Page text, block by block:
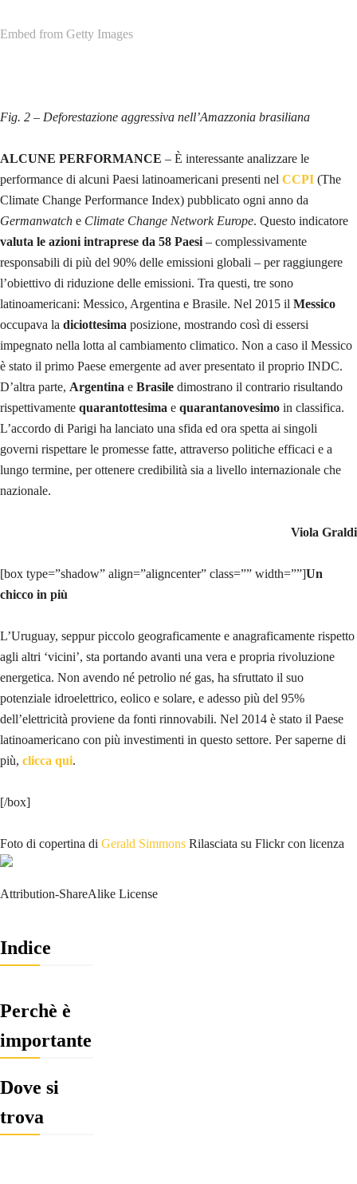
Embed from Getty Images
Fig. 2 – Deforestazione aggressiva nell’Amazzonia brasiliana
ALCUNE PERFORMANCE – È interessante analizzare le
performance di alcuni Paesi latinoamericani presenti nel CCPI (The
Climate Change Performance Index) pubblicato ogni anno da
Germanwatch e Climate Change Network Europe. Questo indicatore
valuta le azioni intraprese da 58 Paesi – complessivamente
responsabili di più del 90% delle emissioni globali – per raggiungere
l’obiettivo di riduzione delle emissioni. Tra questi, tre sono
latinoamericani: Messico, Argentina e Brasile. Nel 2015 il Messico
occupava la diciottesima posizione, mostrando così di essersi
impegnato nella lotta al cambiamento climatico. Non a caso il Messico
è stato il primo Paese emergente ad aver presentato il proprio INDC.
D’altra parte, Argentina e Brasile dimostrano il contrario risultando
rispettivamente quarantottesima e quarantanovesimo in classifica.
L’accordo di Parigi ha lanciato una sfida ed ora spetta ai singoli
governi rispettare le promesse fatte, attraverso politiche efficaci e a
lungo termine, per ottenere credibilità sia a livello internazionale che
nazionale.
Viola Graldi
[box type=”shadow” align=”aligncenter” class=”” width=””]Un
chicco in più
L’Uruguay, seppur piccolo geograficamente e anagraficamente rispetto
agli altri ‘vicini’, sta portando avanti una vera e propria rivoluzione
energetica. Non avendo né petrolio né gas, ha sfruttato il suo
potenziale idroelettrico, eolico e solare, e adesso più del 95%
dell’elettricità proviene da fonti rinnovabili. Nel 2014 è stato il Paese
latinoamericano con più investimenti in questo settore. Per saperne di
più, clicca qui.
[/box]
Foto di copertina di Gerald Simmons Rilasciata su Flickr con licenza
Attribution-ShareAlike License
Indice
Perchè è
importante
Dove si
trova